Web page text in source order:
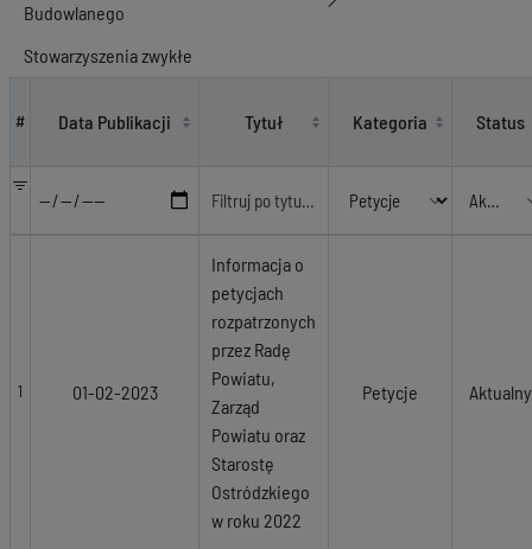
Budowlanego
Stowarzyszenia zwykłe
# Data Publikacji Tytuł Kategoria Status
1 01-02-2023
Informacja o
petycjach
rozpatrzonych
przez Radę
Powiatu,
Zarząd
Powiatu oraz
Starostę
Ostródzkiego
w roku 2022
Petycje Aktualny